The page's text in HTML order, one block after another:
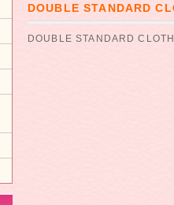
DOUBLE STANDARD
DOUBLE STANDARD